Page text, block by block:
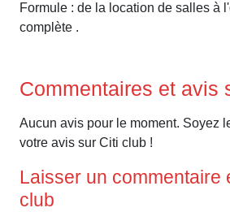
Formule : de la location de salles à
complète .
Commentaires et avis
Aucun avis pour le moment. Soyez
votre avis sur Citi club !
Laisser un commentaire
club